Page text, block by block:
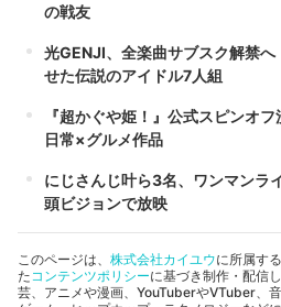
の戦友
光GENJI、全楽曲サブスク解禁
せた伝説のアイドル7人組
『超かぐや姫！』公式スピンオ
日常×グルメ作品
にじさんじ叶ら3名、ワンマンラ
頭ビジョンで放映
このページは、 株式会社カイユウに所属する
たコンテンツポリシーに基づき制作・配信
芸、アニメや漫画、YouTuberやVTuber、